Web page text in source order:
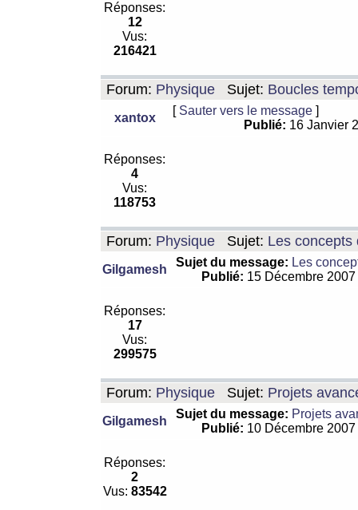
Réponses:
12
Vus:
216421
Forum: Physique Sujet: Boucles
xantox
[ Sauter vers le message ]
Publié: 16 Janvier
Réponses:
4
Vus:
118753
Forum: Physique Sujet: Les concepts
Gilgamesh
Sujet du message: Les
Publié: 15 Décembre
Réponses:
17
Vus:
299575
Forum: Physique Sujet: Projets
Gilgamesh
Sujet du message: Projets
Publié: 10 Décembre
Réponses:
2
Vus: 83542